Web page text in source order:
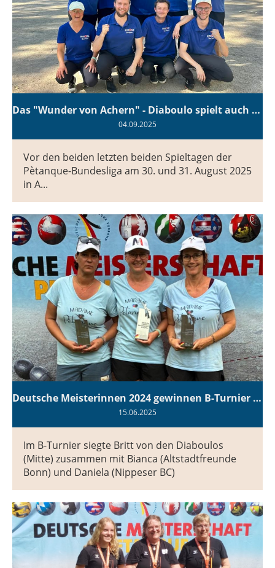
Das "Wunder von Achern" - Diaboulo spielt auch 2026 in der Bundesliga!
04.09.2025
Vor den beiden letzten beiden Spieltagen der
Pètanque-Bundesliga am 30. und 31. August 2025
in A...
Deutsche Meisterinnen 2024 gewinnen B-Turnier 2025
15.06.2025
Im B-Turnier siegte Britt von den Diaboulos
(Mitte) zusammen mit Bianca (Altstadtfreunde
Bonn) und Daniela (Nippeser BC)